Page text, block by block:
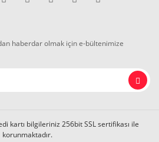
haberdar olmak için e-bültenimize
kartı bilgileriniz 256bit SSL sertifikası ile
korunmaktadır.